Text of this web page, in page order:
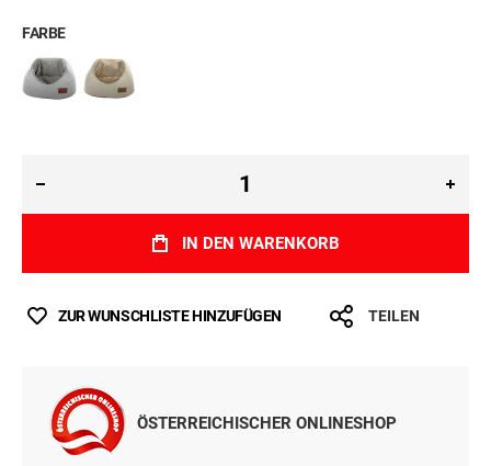
FARBE
IN DEN WARENKORB
ZUR WUNSCHLISTE HINZUFÜGEN TEILEN
ÖSTERREICHISCHER ONLINESHOP